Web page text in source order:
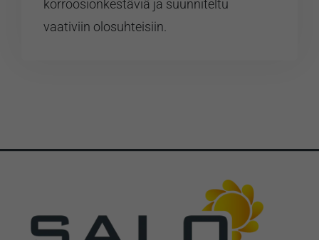
korroosionkestäviä ja suunniteltu
vaativiin olosuhteisiin.